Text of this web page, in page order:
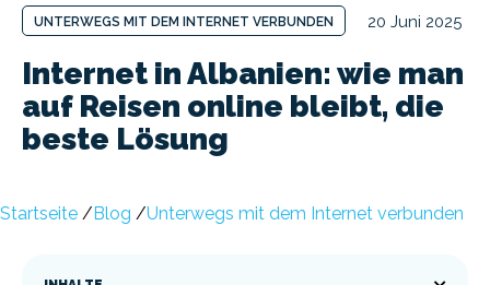
UNTERWEGS MIT DEM INTERNET VERBUNDEN 20 Juni 2025
Internet in Albanien: wie man
auf Reisen online bleibt, die
beste Lösung
Startseite / Blog /Unterwegs mit dem Internet verbunden